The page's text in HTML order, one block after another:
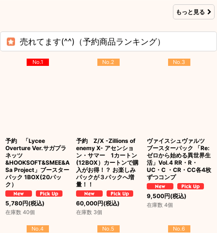
もっと見る
売れてます(^^)（予約商品ランキング）
No.1
予約 「Lycee
Overture Ver.サガプラ
ネッツ
&HOOKSOFT&SMEE&A
Sa Project」ブースター
パック 1BOX(20パッ
ク）
5,780円(税込)
在庫数 40個
No.2
予約 Z/X -Zillions of
enemy X- アセンショ
ン・サマー 1カートン
(12BOX）カートンで購
入がお得！？ お楽しみ
パックが３パックへ増
量！！
60,000円(税込)
在庫数 3個
No.3
ヴァイスシュヴァルツ
ブースターパック 「Re:
ゼロから始める異世界生
活」Vol.4 RR・R・
UC・C ・CR・CC各4枚
ずつコンプ
9,500円(税込)
在庫数 4個
No.4 No.5 No.6